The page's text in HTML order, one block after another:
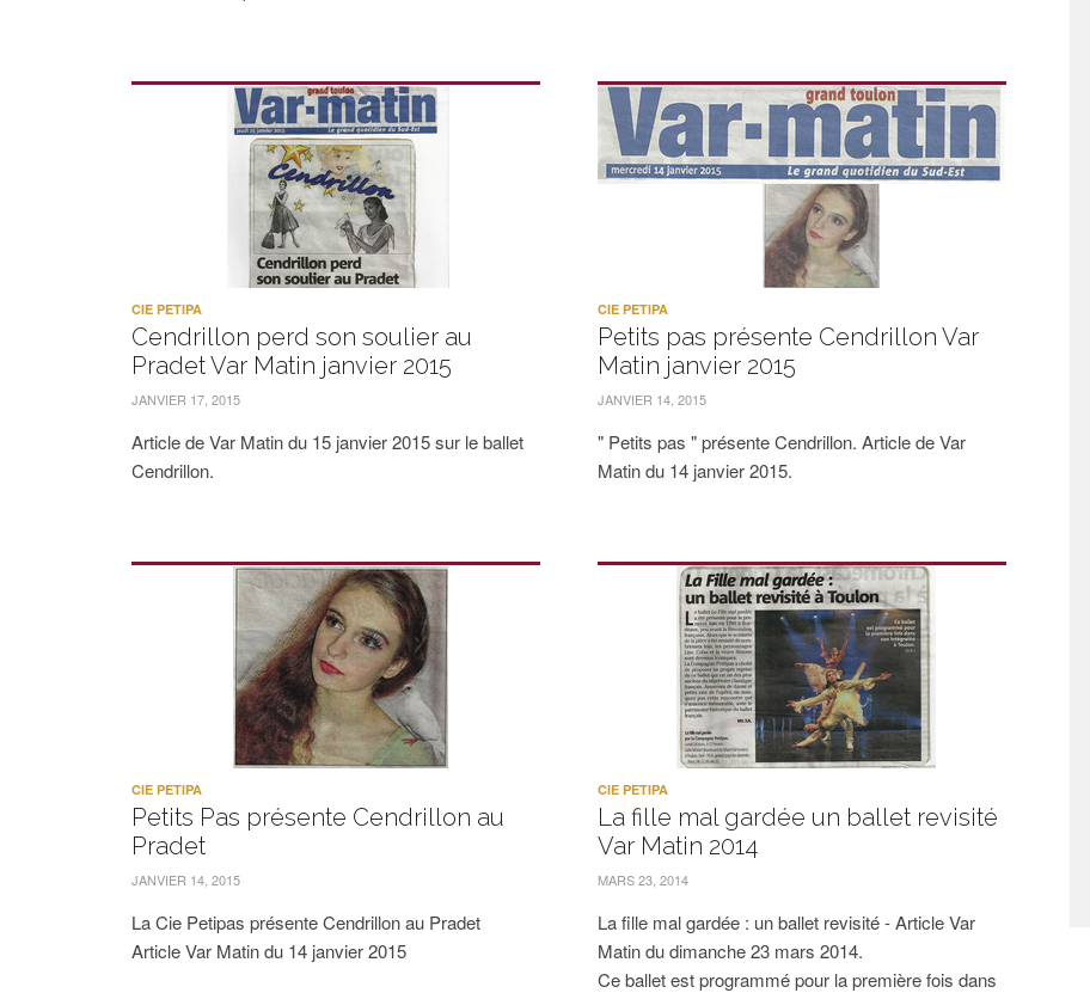
CIE PETIPA
Cendrillon perd son soulier au
Pradet Var Matin janvier 2015
JANVIER 17, 2015
Article de Var Matin du 15 janvier 2015 sur le ballet
Cendrillon.
CIE PETIPA
Petits pas présente Cendrillon Var
Matin janvier 2015
JANVIER 14, 2015
" Petits pas " présente Cendrillon. Article de Var
Matin du 14 janvier 2015.
CIE PETIPA
Petits Pas présente Cendrillon au
Pradet
JANVIER 14, 2015
La Cie Petipas présente Cendrillon au Pradet
Article Var Matin du 14 janvier 2015
CIE PETIPA
La fille mal gardée un ballet revisité
Var Matin 2014
MARS 23, 2014
La fille mal gardée : un ballet revisité - Article Var
Matin du dimanche 23 mars 2014.
Ce ballet est programmé pour la première fois dans